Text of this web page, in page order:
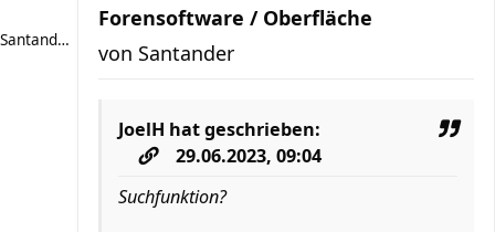
Santander
Forensoftware / Oberfläche
von Santander
JoelH hat geschrieben:
29.06.2023, 09:04
Suchfunktion?